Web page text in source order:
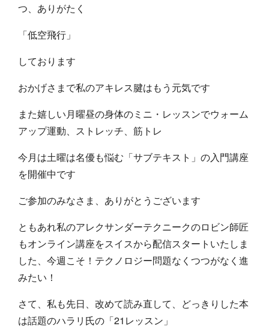
つ、ありがたく
「低空飛行」
しております
おかげさまで私のアキレス腱はもう元気です
また嬉しい月曜昼の身体のミニ・レッスンでウォーム
アップ運動、ストレッチ、筋トレ
今月は土曜は名優も悩む「サブテキスト」の入門講座
を開催中です
ご参加のみなさま、ありがとうございます
ともあれ私のアレクサンダーテクニークのロビン師匠
もオンライン講座をスイスから配信スタートいたしま
した、今週こそ！テクノロジー問題なくつつがなく進
みたい！
さて、私も先日、改めて読み直して、どっきりした本
は話題のハラリ氏の「21レッスン」